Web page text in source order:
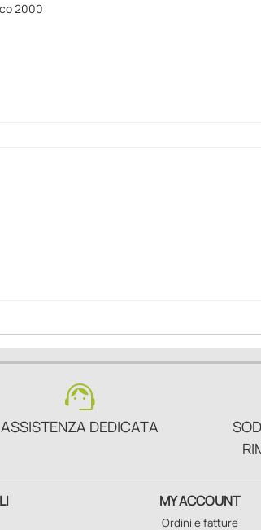
2000
support_agent
ASSISTENZA DEDICATA
MY ACCOUNT
Ordini e fatture